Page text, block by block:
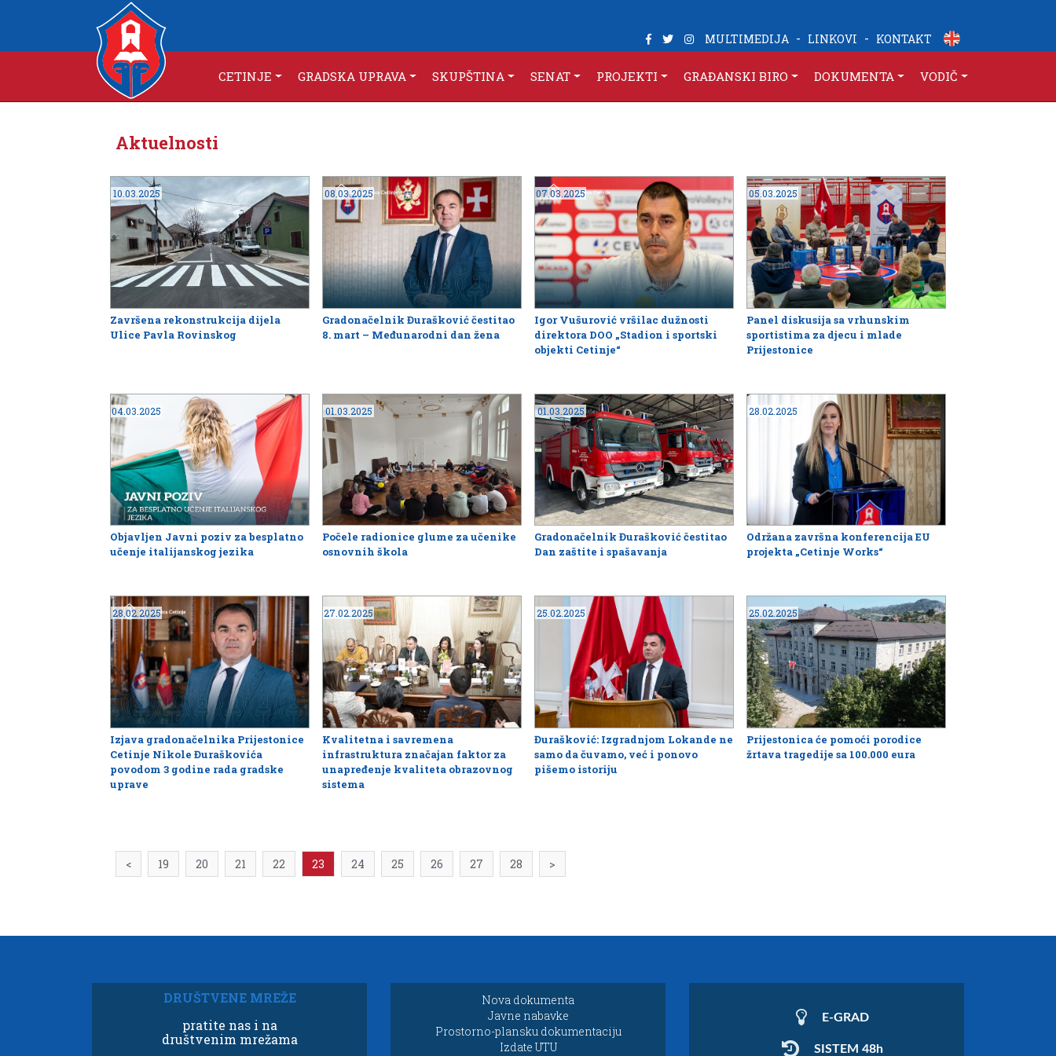
MULTIMEDIJA - LINKOVI - KONTAKT
CETINJE GRADSKA UPRAVA SKUPŠTINA SENAT PROJEKTI GRAĐANSKI BIRO DOKUMENTA VODIČ
Aktuelnosti
10.03.2025
Završena rekonstrukcija dijela
Ulice Pavla Rovinskog
08.03.2025
Gradonačelnik Đurašković čestitao
8. mart – Međunarodni dan žena
07.03.2025
Igor Vušurović vršilac dužnosti
direktora DOO „Stadion i sportski
objekti Cetinje“
05.03.2025
Panel diskusija sa vrhunskim
sportistima za djecu i mlade
Prijestonice
04.03.2025
Objavljen Javni poziv za besplatno
učenje italijanskog jezika
01.03.2025
Počele radionice glume za učenike
osnovnih škola
01.03.2025
Gradonačelnik Đurašković čestitao
Dan zaštite i spašavanja
28.02.2025
Održana završna konferencija EU
projekta „Cetinje Works“
28.02.2025
Izjava gradonačelnika Prijestonice
Cetinje Nikole Đuraškovića
povodom 3 godine rada gradske
uprave
27.02.2025
Kvalitetna i savremena
infrastruktura značajan faktor za
unapređenje kvaliteta obrazovnog
sistema
25.02.2025
Đurašković: Izgradnjom Lokande ne
samo da čuvamo, već i ponovo
pišemo istoriju
25.02.2025
Prijestonica će pomoći porodice
žrtava tragedije sa 100.000 eura
< 19 20 21 22 23 24 25 26 27 28 >
DRUŠTVENE MREŽE
pratite nas i na
društvenim mrežama
Nova dokumenta
Javne nabavke
Prostorno-plansku dokumentaciju
Izdate UTU
E-GRAD
SISTEM 48h